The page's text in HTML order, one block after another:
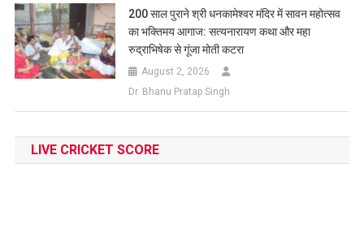
200 साल पुराने श्री धनकामेश्वर मंदिर में सावन महोत्सव
का भक्तिमय आगाज: सत्यनारायण कथा और महा
रुद्राभिषेक से गूंजा मोती कटरा
August 2, 2026
Dr. Bhanu Pratap Singh
LIVE CRICKET SCORE